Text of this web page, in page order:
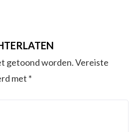
getoond worden.Vereiste
met *